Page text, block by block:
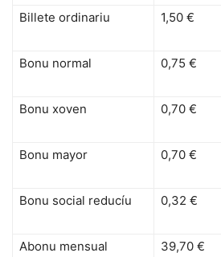
Billete ordinariu 1,50 €
Bonu normal 0,75 €
Bonu xoven 0,70 €
Bonu mayor 0,70 €
Bonu social reducíu 0,32 €
Abonu mensual 39,70 €